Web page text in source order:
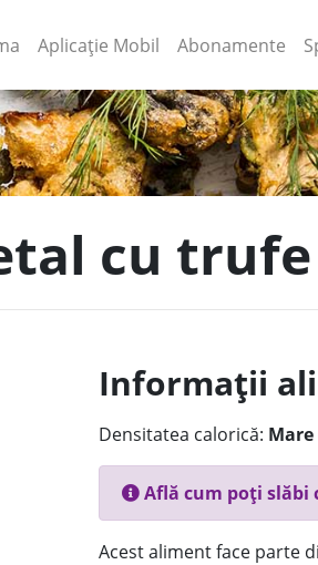
(current)
Aplicație Mobil (current)
Abonamente
cu
Informații
Densitatea calorică: Mare
Află cum poți slăbi
Acest aliment face parte